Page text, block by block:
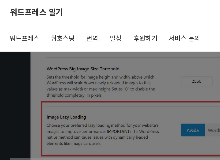
워드프레스 일기
워드프레스 웹호스팅 번역 일상 후원하기 서비스 문의